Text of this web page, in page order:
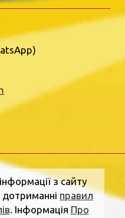
з сайту
правил
. Інформація Про